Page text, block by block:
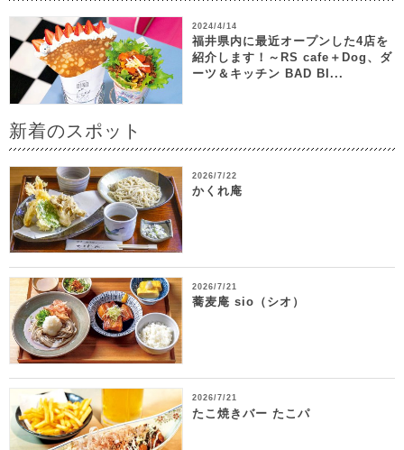
2024/4/14
福井県内に最近オープンした4店を
紹介します！～RS cafe＋Dog、ダ
ーツ＆キッチン BAD BI...
新着のスポット
2026/7/22
かくれ庵
2026/7/21
蕎麦庵 sio（シオ）
2026/7/21
たこ焼きバー たこパ